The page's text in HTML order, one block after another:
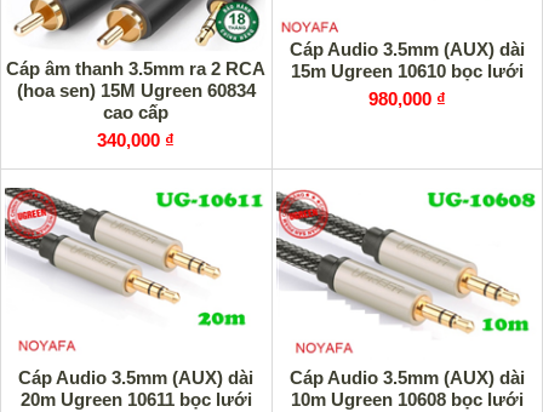
Cáp âm thanh 3.5mm ra 2 RCA
(hoa sen) 15M Ugreen 60834
cao cấp
340,000 ₫
Cáp Audio 3.5mm (AUX) dài
15m Ugreen 10610 bọc lưới
980,000 ₫
Cáp Audio 3.5mm (AUX) dài
20m Ugreen 10611 bọc lưới
Cáp Audio 3.5mm (AUX) dài
10m Ugreen 10608 bọc lưới